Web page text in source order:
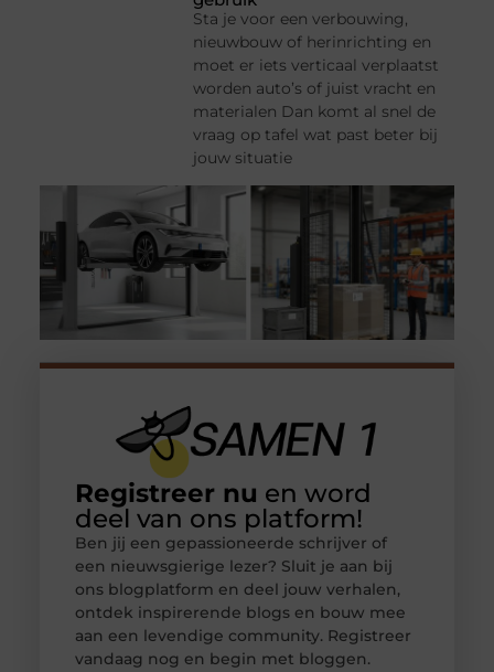
Sta je voor een verbouwing,
nieuwbouw of herinrichting en
moet er iets verticaal verplaatst
worden auto’s of juist vracht en
materialen Dan komt al snel de
vraag op tafel wat past beter bij
jouw situatie
Registreer nu en word
deel van ons platform!
Ben jij een gepassioneerde schrijver of
een nieuwsgierige lezer? Sluit je aan bij
ons blogplatform en deel jouw verhalen,
ontdek inspirerende blogs en bouw mee
aan een levendige community. Registreer
vandaag nog en begin met bloggen.